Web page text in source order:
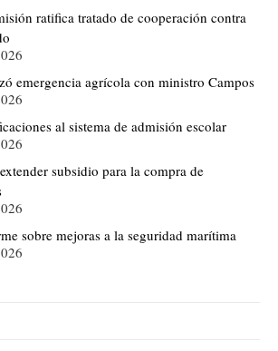
ratifica tratado de cooperación contra
emergencia agrícola con ministro Campos
al sistema de admisión escolar
subsidio para la compra de
sobre mejoras a la seguridad marítima